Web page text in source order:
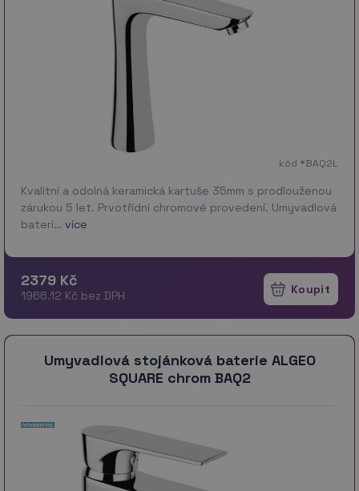
kód *BAQ2L
Kvalitní a odolná keramická kartuše 35mm s prodlouženou
zárukou 5 let. Prvotřídní chromové provedení. Umyvadlová
bateri… více
2379 Kč
1966.12 Kč bez DPH
Umyvadlová stojánková baterie ALGEO
SQUARE chrom BAQ2